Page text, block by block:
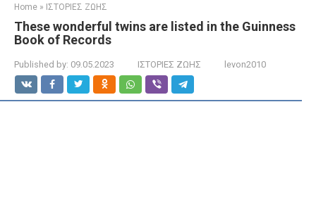
Home » ΙΣΤΟΡΙΕΣ ΖΩΗΣ
These wonderful twins are listed in the Guinness
Book of Records
Published by: 09.05.2023 ΙΣΤΟΡΙΕΣ ΖΩΗΣ levon2010